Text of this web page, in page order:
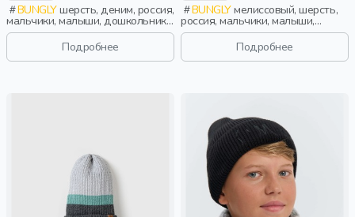
BUNGLYшерсть, деним, россия,
мальчики, малыши, дошкольники,
дети
Подробнее
BUNGLYмелиссовый, шерсть,
россия, мальчики, малыши,
дошкольники, дети
Подробнее